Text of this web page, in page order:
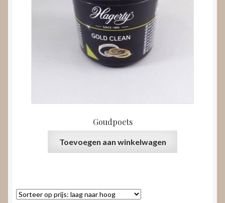
Goudpoets
Toevoegen aan winkelwagen